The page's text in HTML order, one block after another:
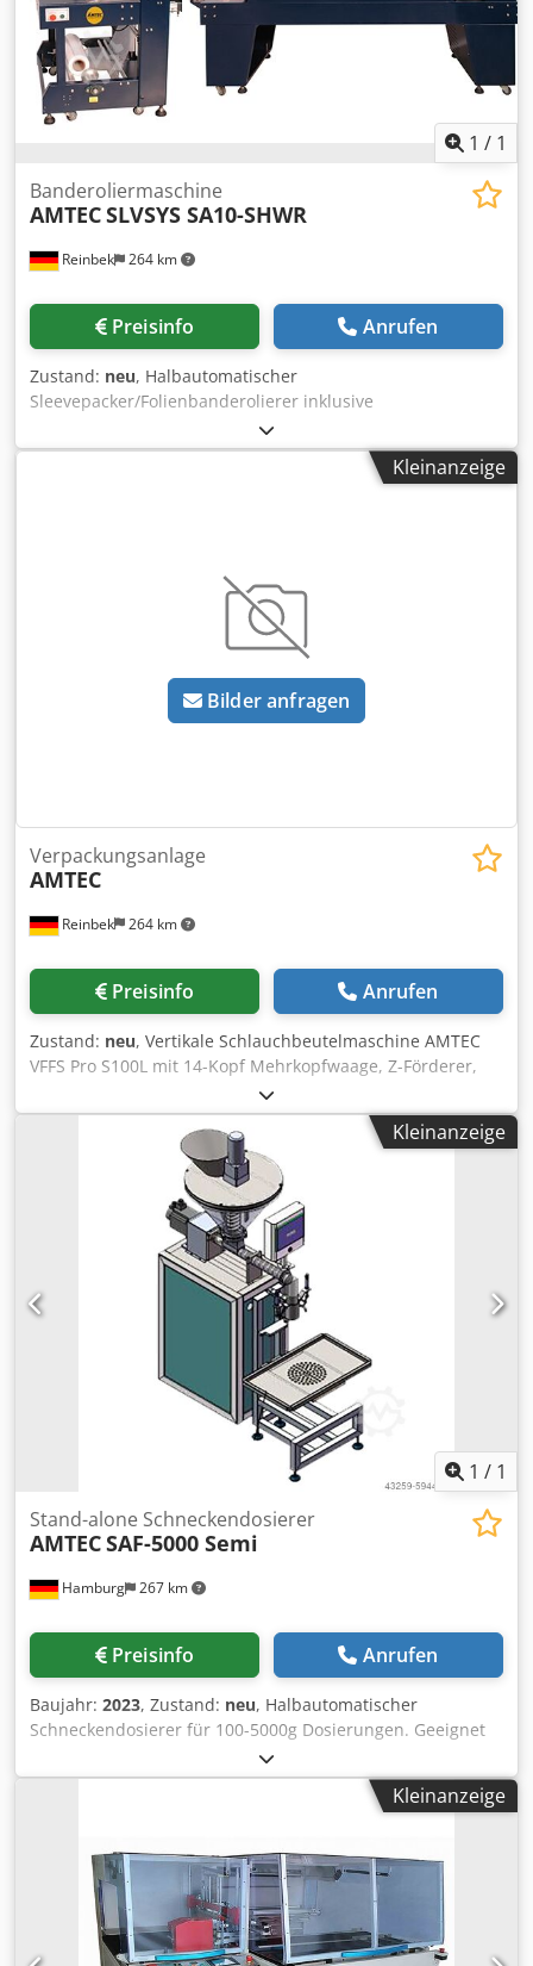
1 / 1
Reinbek 264 km
Banderoliermaschine
AMTECSLVSYS SA10-SHWR
Preisinfo Anrufen
Zustand: neu, Halbautomatischer
Sleevepacker/Folienbanderolierer inklusive
Schrumpftunnel für das Verpacken von großen Produkten.
Technische Daten Sleevepacker: Max. Maschinentaktzahl
im Leerlauf: 10 Takte/Minute; Max. Produktmaße (mm):
max. 0,6MPa; Druckluftverbrauch: 0,1m³/min;
Abmessungen: L1100xB1100xH2250mm. Technische Daten
Schrumpftunnel: Geeignete Folie: PE- oder PVC-Folie; Max.
geeignete Produktgröße: B450xH350mm;
Durchlaufgeschwindigkeit max. 13m/min;
Spannungsversorgung: ~380V, 50Hz; Leistungsaufnahme:
24kW; Abmessungen: L2570xB850xH1580mm.
Kleinanzeige
Bilder anfragen
Reinbek 264 km
Verpackungsanlage
AMTEC
Preisinfo Anrufen
Zustand: neu, Vertikale Schlauchbeutelmaschine AMTEC
VFFS Pro S100L mit 14-Kopf Mehrkopfwaage, Z-Förderer,
Plattform, Abfuhrfließband und Sammeltisch. Für Beutel
mit L50-300mm (Single-Pulling) und B80-240mm;
Maschinentaktzahl der Verpackungsmaschine im Leerlauf:
max. 100 Takte/Minute, Schweißeinheit mit Servomotor.
Csdpfjv Hxz Isx Ah Aorf Wiegeeinheit mit 14 Wiegeköpfen
mit einem Volumen von je 1,3 Litern. Ausgestattet mit
einem Auffangbehälter zur Erhöhung der
Verpackungsgeschwindigkeit; max. Geschwindigkeit der
Maschine im Leerlauf: 120 Takte/Minute; Wägebereich: 10-
3000g; Genauigkeit +/-0,1-2,0g; produktberührende Teile
aus SUS304. Neu und mit Garantie. Sofort lieferbar ab
Reinbek Weitere Infos auf Nachfrage.
Kleinanzeige
1 / 1
Hamburg 267 km
Stand-alone Schneckendosierer
AMTECSAF-5000 Semi
Preisinfo Anrufen
Baujahr: 2023, Zustand: neu, Halbautomatischer
Schneckendosierer für 100-5000g Dosierungen. Geeignet
für das Dosieren und Abfüllen von pulverartigen
Produkten. Stand-alone Version inklusive
Schneckenförderer und Vorratsbehälter. Inkludiert ist
ungewünschtem Nachrieseln, Staubabfuhrvorbereitung,
PLC Steuerung und Touch-Monitor, Wiegesensor (arbeitet
automatisch bei jeder Dosierung), Beutel-Clip-Mechanik,
Förderschrauben für 500 und 2000g Dosierungen, Deckel
für Schneckenförderer sodass dieser geschlossen ist.
Kleinanzeige